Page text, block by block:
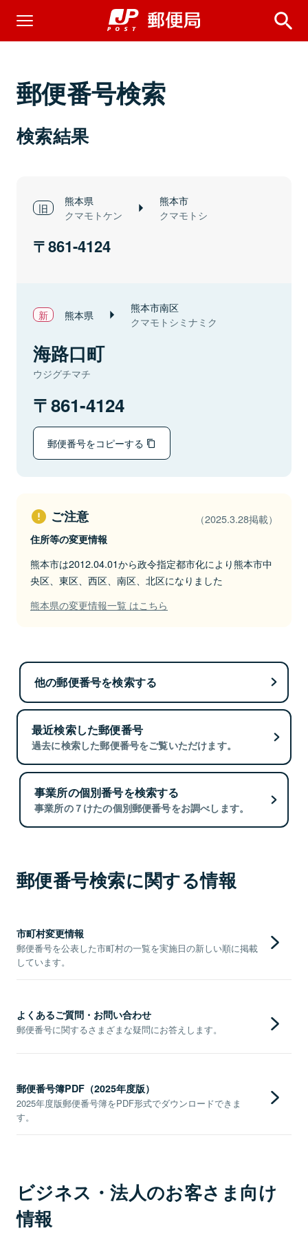
郵便番号検索
検索結果
熊本県
クマモトケン
熊本市
クマモトシ
861-4124
熊本県 熊本市南区
クマモトシミナミク
海路口町
ウジグチマチ
861-4124
郵便番号をコピーする
ご注意 （2025.3.28掲載）
住所等の変更情報
熊本市は2012.04.01から政令指定都市化により熊本市中
央区、東区、西区、南区、北区になりました
熊本県の変更情報一覧 はこちら
他の郵便番号を検索する
最近検索した郵便番号
過去に検索した郵便番号をご覧いただけます。
事業所の個別番号を検索する
事業所の７けたの個別郵便番号をお調べします。
郵便番号検索に関する情報
市町村変更情報
郵便番号を公表した市町村の一覧を実施日の新しい順に掲載
しています。
よくあるご質問・お問い合わせ
郵便番号に関するさまざまな疑問にお答えします。
郵便番号簿PDF（2025年度版）
2025年度版郵便番号簿をPDF形式でダウンロードできま
す。
ビジネス・法人のお客さま向け
情報